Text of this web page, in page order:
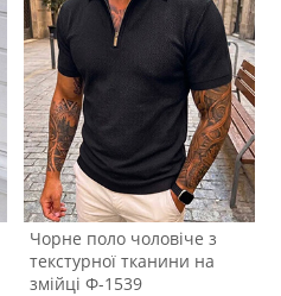
Чорне поло чоловіче з
текстурної тканини на
змійці Ф-1539